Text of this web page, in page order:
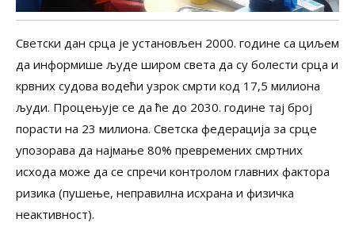
Светски дан срца је установљен 2000. године са циљем
да информише људе широм света да су болести срца и
крвних судова водећи узрок смрти код 17,5 милиона
људи. Процењује се да ће до 2030. године тај број
порасти на 23 милиона. Светска федерација за срце
упозорава да најмање 80% превремених смртних
исхода може да се спречи контролом главних фактора
ризика (пушење, неправилна исхрана и физичка
неактивност).